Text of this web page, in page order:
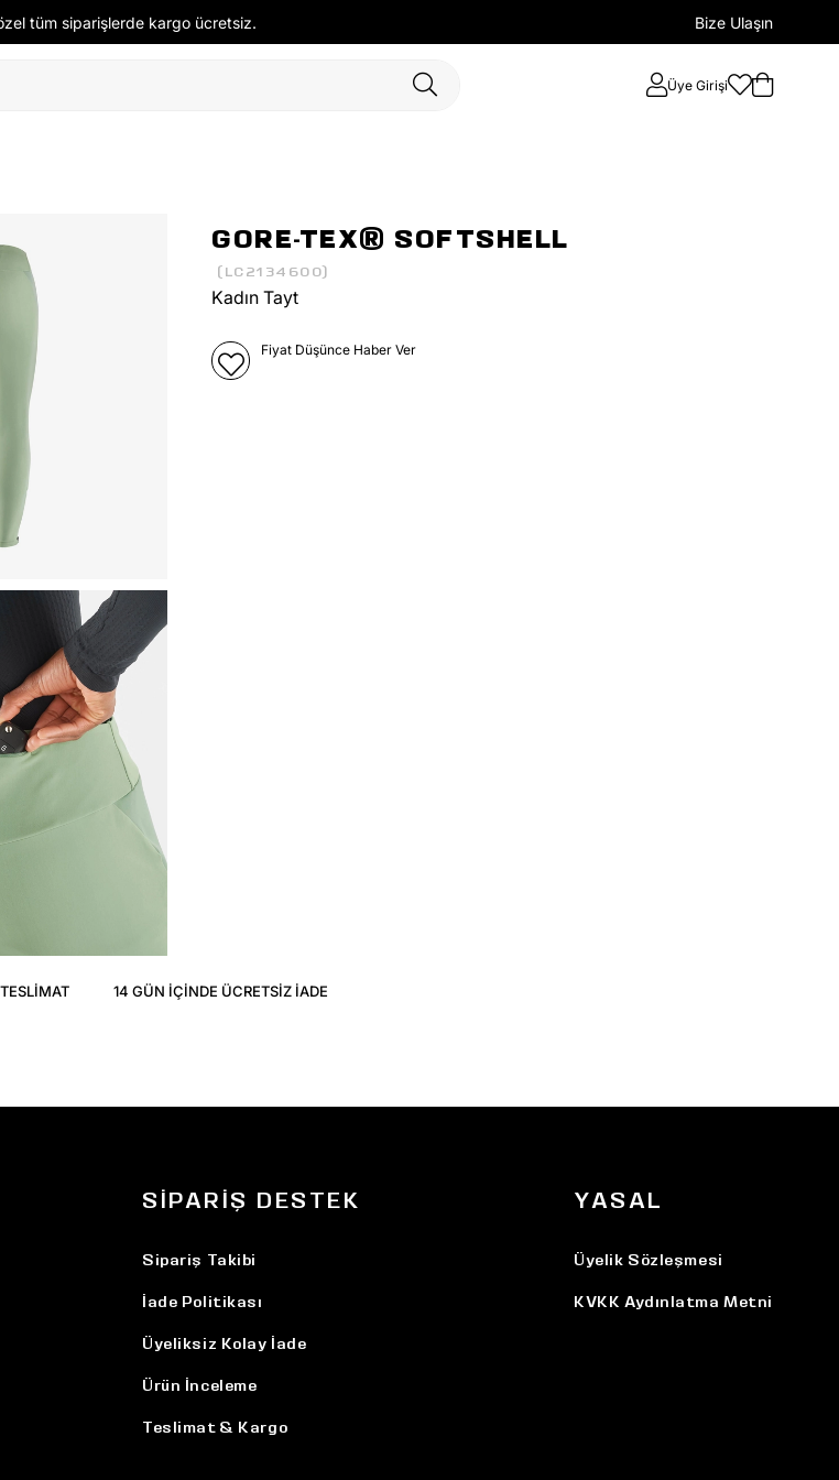
tüm siparişlerde kargo ücretsiz. Bize Ulaşın
Üye Girişi
GORE-TEX® SOFTSHELL
(LC2134600)
Kadın Tayt
Fiyat Düşünce Haber Ver
14 GÜN IÇINDE ÜCRETSIZ IADE
SIPARIŞ DESTEK
Sipariş Takibi
İade Politikası
Üyeliksiz Kolay İade
Ürün İnceleme
Teslimat & Kargo
YASAL
Üyelik Sözleşmesi
KVKK Aydınlatma Metni